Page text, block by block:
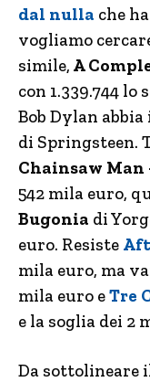
dal nulla che
vogliamo
simile, A
con 1.339.744 lo
Bob Dylan
di Springsteen.
Chainsaw Man
542 mila euro,
Bugonia di
euro. Resiste
mila euro, ma
mila euro eTre
e la soglia dei 2
Da sottolineare